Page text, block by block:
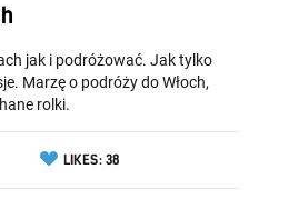
jak i podróżować. Jak tylko
Marzę o podróży do Włoch,
rolki.
LIKES: 38